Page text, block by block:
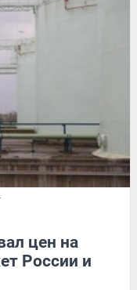
цен на
России и